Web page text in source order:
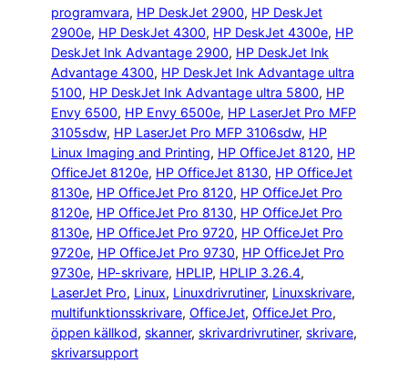
programvara, HP DeskJet 2900, HP DeskJet
2900e, HP DeskJet 4300, HP DeskJet 4300e, HP
DeskJet Ink Advantage 2900, HP DeskJet Ink
Advantage 4300, HP DeskJet Ink Advantage ultra
5100, HP DeskJet Ink Advantage ultra 5800, HP
Envy 6500, HP Envy 6500e, HP LaserJet Pro MFP
3105sdw, HP LaserJet Pro MFP 3106sdw, HP
Linux Imaging and Printing, HP OfficeJet 8120, HP
OfficeJet 8120e, HP OfficeJet 8130, HP OfficeJet
8130e, HP OfficeJet Pro 8120, HP OfficeJet Pro
8120e, HP OfficeJet Pro 8130, HP OfficeJet Pro
8130e, HP OfficeJet Pro 9720, HP OfficeJet Pro
9720e, HP OfficeJet Pro 9730, HP OfficeJet Pro
9730e, HP-skrivare, HPLIP, HPLIP 3.26.4
LaserJet Pro, Linux, Linuxdrivrutiner, Linuxskrivare
multifunktionsskrivare, OfficeJet, OfficeJet Pro
öppen källkod, skanner, skrivardrivrutiner, skrivare
skrivarsupport